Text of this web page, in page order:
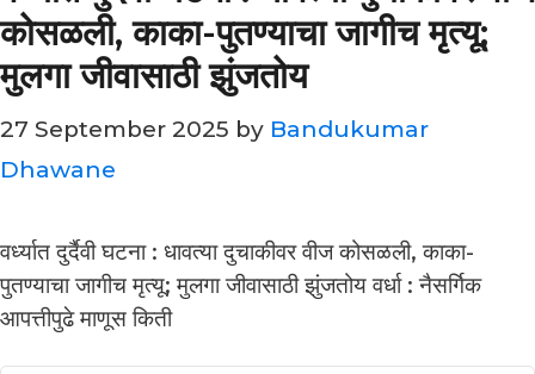
कोसळली, काका-पुतण्याचा जागीच मृत्यू;
मुलगा जीवासाठी झुंजतोय
27 September 2025 by Bandukumar
Dhawane
वर्ध्यात दुर्दैवी घटना : धावत्या दुचाकीवर वीज कोसळली, काका-
पुतण्याचा जागीच मृत्यू; मुलगा जीवासाठी झुंजतोय वर्धा : नैसर्गिक
आपत्तीपुढे माणूस किती